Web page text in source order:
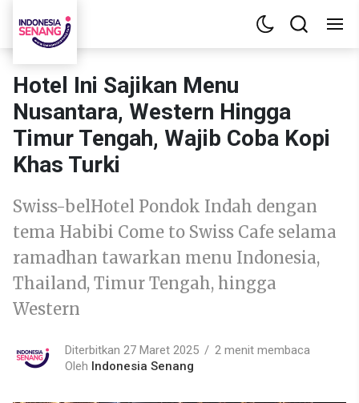
Hotel Ini Sajikan Menu
Nusantara, Western Hingga
Timur Tengah, Wajib Coba Kopi
Khas Turki
Swiss-belHotel Pondok Indah dengan
tema Habibi Come to Swiss Cafe selama
ramadhan tawarkan menu Indonesia,
Thailand, Timur Tengah, hingga
Western
Diterbitkan 27 Maret 2025
2 menit membaca
Oleh Indonesia Senang